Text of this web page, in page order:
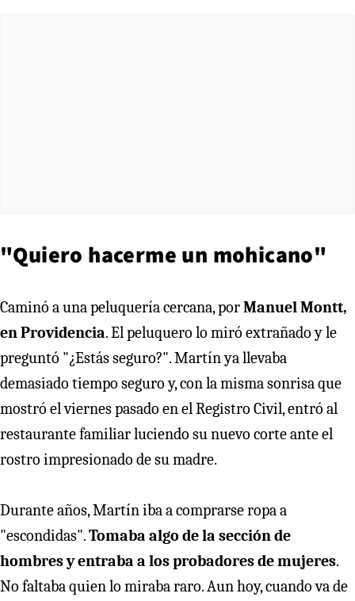
"Quiero hacerme un mohicano"
Caminó a una peluquería cercana, porManuel Montt,
en Providencia. El peluquero lo miró extrañado y le
preguntó "¿Estás seguro?". Martín ya llevaba
demasiado tiempo seguro y, con la misma sonrisa que
mostró el viernes pasado en el Registro Civil, entró al
restaurante familiar luciendo su nuevo corte ante el
rostro impresionado de su madre.
Durante años, Martín iba a comprarse ropa a
"escondidas".Tomaba algo de la sección de
hombres y entraba a los probadores de mujeres.
No faltaba quien lo miraba raro. Aun hoy, cuando va de